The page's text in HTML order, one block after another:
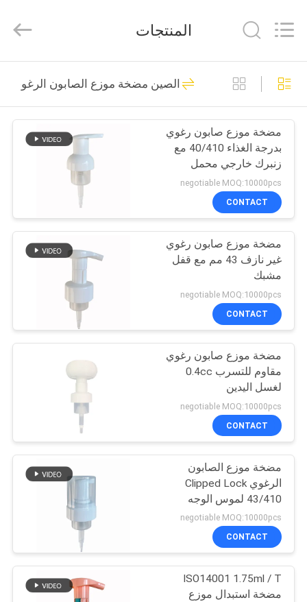
منزل،
بيت
منتجات
معلومات
جولة
المعمل
مراقبة
الجودة
اتصل
أخبار
حالات
خريطة
الموقع
Industry
Rights
مضخة محلول بلاستيك
80
مضخة موزع غسول
93
مضخة غسول التجميل
37
مضخة رغوة مطهر
اليد
41
المنتجات
الصين مضخة موزع الصابون الرغوي
مضخة موزع صابون رغوي
بدرجة الغذاء 40/410 مع
زنبرك خارجي محمل
negotiable MOQ:10000pcs
CONTACT
مضخة موزع صابون رغوي
غير نازف 43 مم مع قفل
مشبك
negotiable MOQ:10000pcs
CONTACT
مضخة موزع صابون رغوي
مقاوم للتسرب 0.4cc
لغسل اليدين
negotiable MOQ:10000pcs
CONTACT
مضخة موزع الصابون
الرغوي Clipped Lock
43/410 لموس الوجه
negotiable MOQ:10000pcs
CONTACT
ISO14001 1.75ml / T
مضخة استبدال موزع